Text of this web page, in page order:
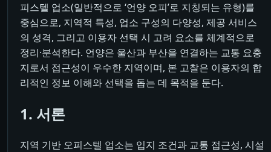
피스텔 업소(일반적으로 ‘언양 오피’로 지칭되는 유형)를
중심으로, 지역적 특성, 업소 구성의 다양성, 제공 서비스
의 성격, 그리고 이용자 선택 시 고려 요소를 체계적으로
정리·분석한다. 언양은 울산과 부산을 연결하는 교통 요충
지로서 접근성이 우수한 지역이며, 본 고찰은 이용자의 합
리적인 정보 이해와 선택을 돕는 데 목적을 둔다.
1. 서론
지역 기반 오피스텔 업소는 입지 조건과 교통 접근성, 시설